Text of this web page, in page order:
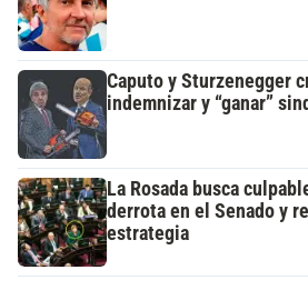
Caputo y Sturzenegger
indemnizar y “ganar”
La Rosada busca
derrota en el Senado y
estrategia